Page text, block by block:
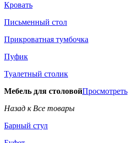
Кровать
Письменный стол
Прикроватная тумбочка
Пуфик
Туалетный столик
Мебель для столовойПросмотреть
Назад к Все товары
Барный стул